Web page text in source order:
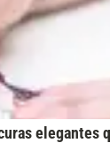
elegantes